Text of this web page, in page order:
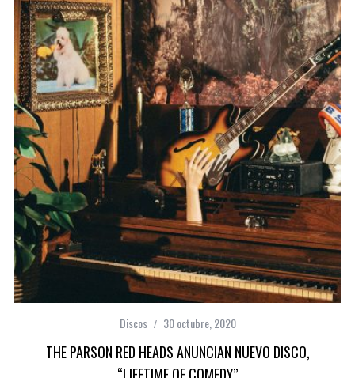
Discos 30 octubre, 2020
THE PARSON RED HEADS ANUNCIAN NUEVO DISCO,